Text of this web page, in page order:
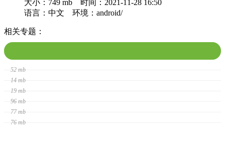
大小：749 mb 时间：2021-11-28 16:50
语言：中文 环境：android/
相关专题：
52 mb
14 mb
19 mb
96 mb
77 mb
76 mb